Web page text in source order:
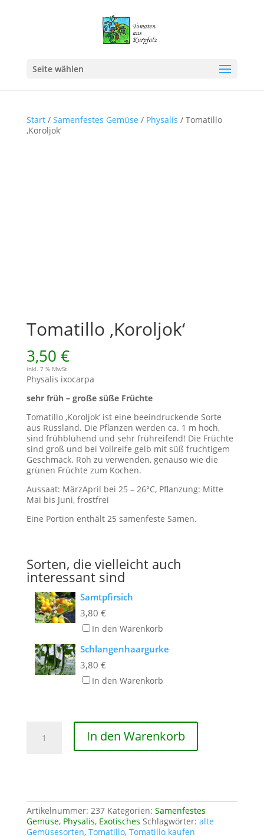
Seite wählen
Start/ Samenfestes Gemüse / Physalis / Tomatillo
‚Koroljok‘
Tomatillo ‚Koroljok‘
3,50 €
inkl. 7 % MwSt.
Physalis ixocarpa
sehr früh – große süße Früchte
Tomatillo ‚Koroljok‘ ist eine beeindruckende Sorte
aus Russland. Die Pflanzen werden ca. 1 m hoch,
sind frühblühend und sehr frühreifend! Die Früchte
sind groß und bei Vollreife gelb mit süß fruchtigem
Geschmack. Roh zu verwenden, genauso wie die
grünen Früchte zum Kochen.
Aussaat: MärzApril bei 25 – 26°C, Pflanzung: Mitte
Mai bis Juni, frostfrei
Eine Portion enthält 25 samenfeste Samen.
Sorten, die vielleicht auch
interessant sind
Samtpfirsich
3,80 €
In den Warenkorb
Schlangenhaargurke
3,80 €
In den Warenkorb
'Koroljok'
In den Warenkorb
Artikelnummer: 237 Kategorien: Samenfestes
Gemüse, Physalis, Exotisches Schlagwörter: alte
Gemüsesorten, Tomatillo, Tomatillo kaufen